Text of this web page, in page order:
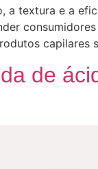
a textura e a
capilares
de